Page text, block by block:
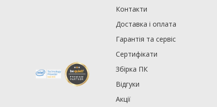
Контакти
Доставка і оплата
Гарантія та сервіс
Сертифікати
Збірка ПК
Відгуки
Акції